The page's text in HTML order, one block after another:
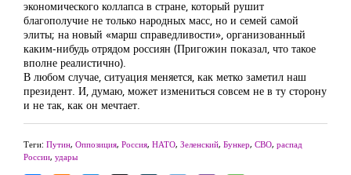
экономического коллапса в стране, который рушит
благополучие не только народных масс, но и семей самой
элиты; на новый «марш справедливости», организованный
каким-нибудь отрядом россиян (Пригожин показал, что такое
вполне реалистично).
В любом случае, ситуация меняется, как метко заметил наш
президент. И, думаю, может измениться совсем не в ту сторону
и не так, как он мечтает.
Теги: Путин, Оппозиция, Россия, НАТО, Зеленский, Бункер, СВО, распад
России, удары